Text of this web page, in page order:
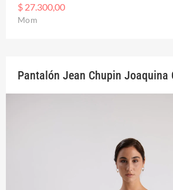
$ 27.300,00
Mom
Pantalón Jean Chupin Joaquina